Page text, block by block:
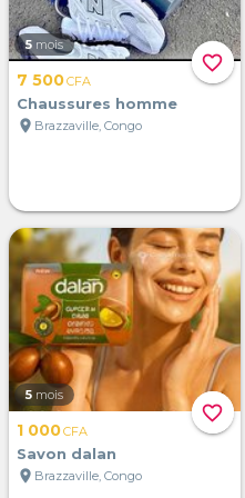
favorite_border
5 mois
7 500CFA
Chaussures homme
location_on Brazzaville, Congo
favorite_border
5 mois
1 000CFA
Savon dalan
location_on Brazzaville, Congo